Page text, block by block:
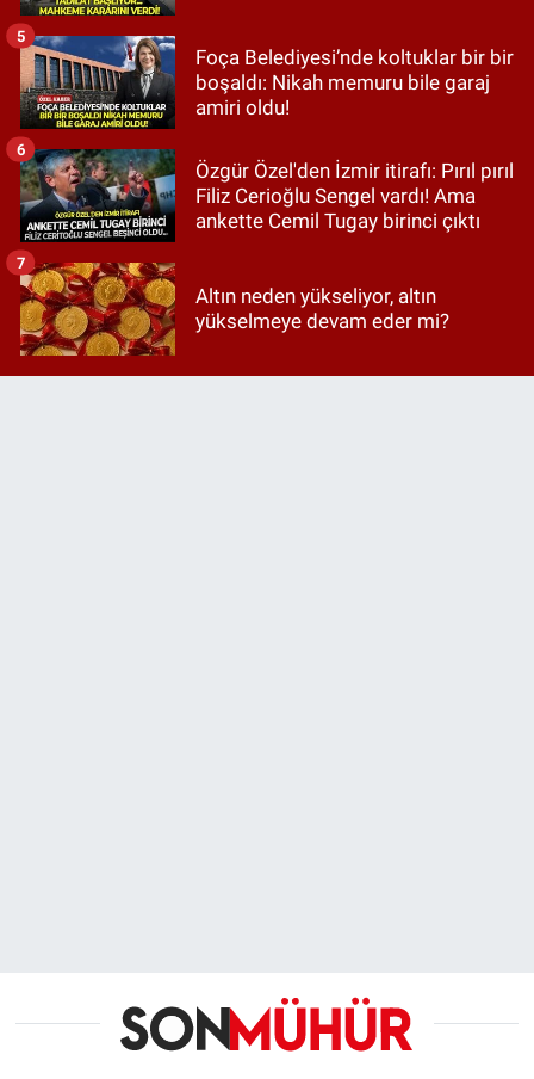
Foça Belediyesi’nde koltuklar bir bir
boşaldı: Nikah memuru bile garaj
amiri oldu!
5
Özgür Özel'den İzmir itirafı: Pırıl pırıl
Filiz Cerioğlu Sengel vardı! Ama
ankette Cemil Tugay birinci çıktı
6
Altın neden yükseliyor, altın
yükselmeye devam eder mi?
7